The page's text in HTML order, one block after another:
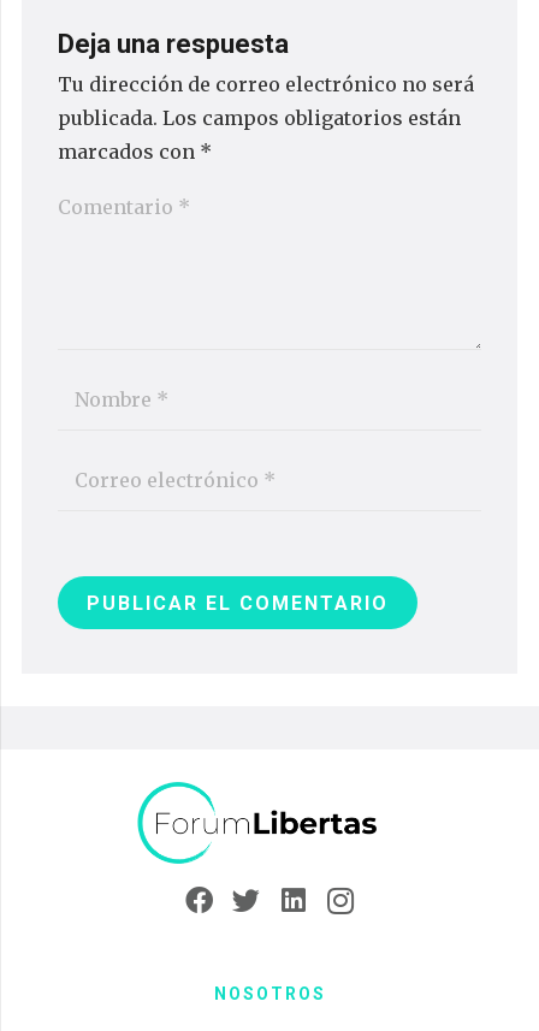
Deja una respuesta
Tu dirección de correo electrónico no será
publicada. Los campos obligatorios están
marcados con *
PUBLICAR EL COMENTARIO
NOSOTROS